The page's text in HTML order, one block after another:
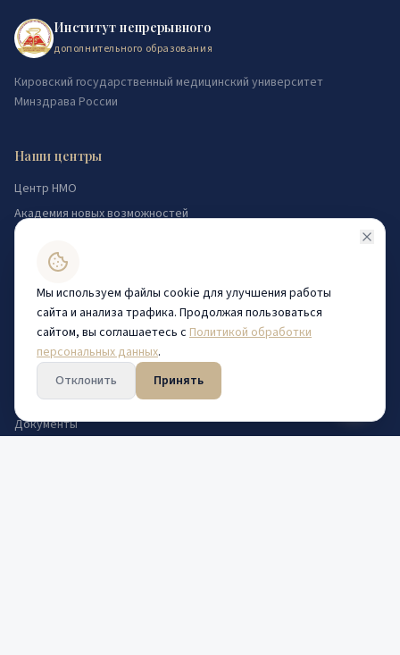
Институт непрерывного
дополнительного образования
Кировский государственный медицинский университет
Минздрава России
Наши центры
Центр НМО
Академия новых возможностей
Центр довузовской подготовки
Центр дополнительного образования
Навигация
Каталог программ
Статьи
Документы
Мы используем файлы cookie для улучшения работы
сайта и анализа трафика. Продолжая пользоваться
сайтом, вы соглашаетесь с Политикой обработки
персональных данных.
Отклонить
Принять